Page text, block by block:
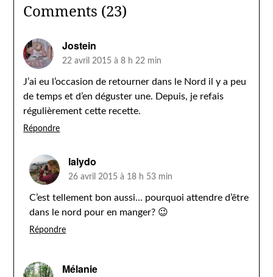
Comments (23)
Jostein
22 avril 2015 à 8 h 22 min
J’ai eu l’occasion de retourner dans le Nord il y a peu
de temps et d’en déguster une. Depuis, je refais
régulièrement cette recette.
Répondre
lalydo
26 avril 2015 à 18 h 53 min
C’est tellement bon aussi… pourquoi attendre d’être
dans le nord pour en manger? 😉
Répondre
Mélanie